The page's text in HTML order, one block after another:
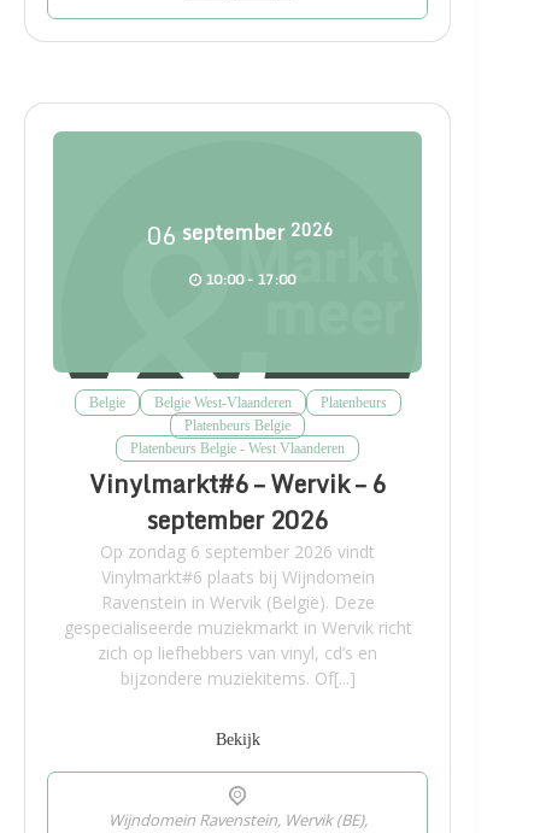
06 september 2026
10:00 - 17:00
Belgie Belgie West-Vlaanderen
Platenbeurs
Platenbeurs Belgie
Platenbeurs Belgie - West Vlaanderen
Vinylmarkt#6 – Wervik – 6
september 2026
Op zondag 6 september 2026 vindt
Vinylmarkt#6 plaats bij Wijndomein
Ravenstein in Wervik (België). Deze
gespecialiseerde muziekmarkt in Wervik richt
zich op liefhebbers van vinyl, cd’s en
bijzondere muziekitems. Of[...]
Bekijk
Wijndomein Ravenstein, Wervik (BE),